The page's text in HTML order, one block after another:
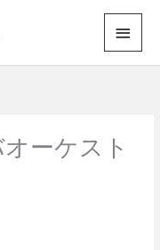
メ
イ
ニ
ーケスト